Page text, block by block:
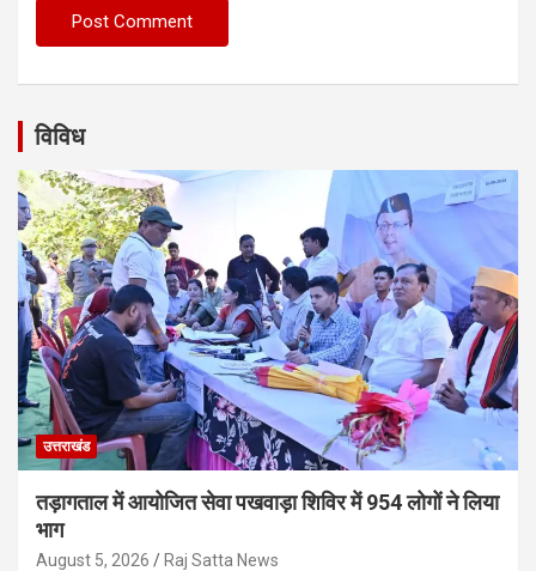
विविध
उत्तराखंड
तड़ागताल में आयोजित सेवा पखवाड़ा शिविर में 954 लोगों ने लिया
भाग
August 5, 2026 Raj Satta News